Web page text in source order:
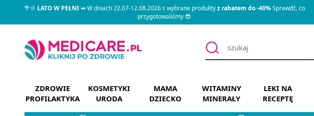
🌴🌞LATO W PEŁNI➡ W dniach 22.07-12.08.2026 r. wybrane produktyz rabatem do -40%Sprawdź, co
przygotowaliśmy 😎
ZDROWIE
PROFILAKTYKA
KOSMETYKI
URODA
MAMA
DZIECKO
WITAMINY
MINERAŁY
LEKI NA
RECEPTĘ